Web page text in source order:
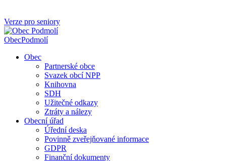
Verze pro seniory
ObecPodmolí
Obec
Partnerské obce
Svazek obcí NPP
Knihovna
SDH
Užitečné odkazy
Ztráty a nálezy
Obecní úřad
Úřední deska
Povinně zveřejňované informace
GDPR
Finanční dokumenty